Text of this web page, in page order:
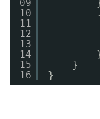
09
10
11
12
13
14
15
16
}
}